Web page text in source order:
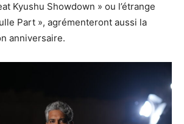
Kyushu Showdown » ou l’étrange
Part », agrémenteront aussi la
anniversaire.